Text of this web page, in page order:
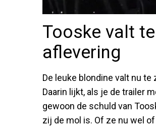
Tooske valt
aflevering
De leuke blondine valt nu
Daarin lijkt, als je de trailer
gewoon de schuld van
zij de mol is. Of ze nu wel